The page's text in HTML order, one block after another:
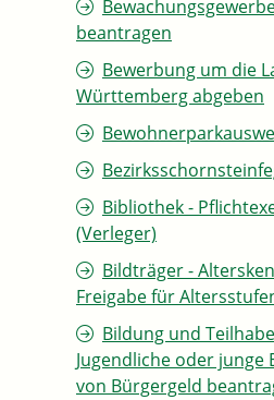
beantragen
Bewerbung um die
Württemberg abgeben
Bibliothek -
(Verleger)
Bildträger -
Freigabe für
Bildung und
Jugendliche oder junge
von Bürgergeld